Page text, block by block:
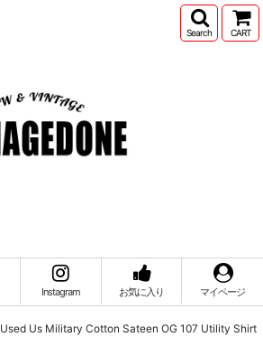
Search CART
Instagram お気に入り マイページ
Used Us Military Cotton Sateen OG 107 Utility Shirt